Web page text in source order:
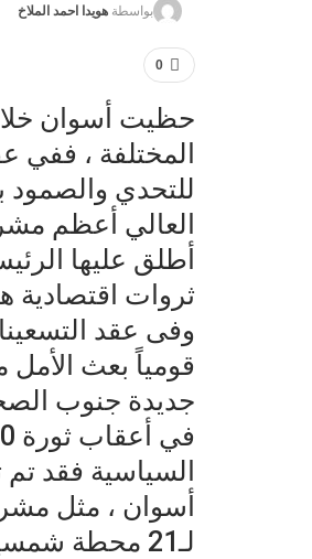
بواسطة هويدا احمد الملاخ
0
حظيت أسوان خلال
المختلفة ، ففي
للتحدي والصمود
العالي أعظم
أطلق عليها
ثروات اقتصادية
وفى عقد
قومياً بعث
جديدة جنوب
السياسية فقد
أسوان ، مثل
لـ21 محطة